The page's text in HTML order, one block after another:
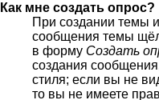
Как мне создать опрос?
При создании темы
сообщения темы
в форму Создать
создания
стиля; если вы не
то вы не имеете